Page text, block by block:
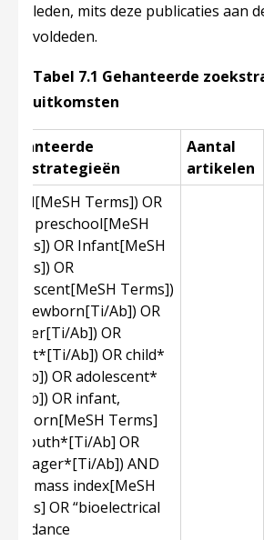
leden, mits deze publicaties aan
voldeden.
Tabel 7.1 Gehanteerde
uitkomsten
Aantal
artikelen
Terms]) OR
preschool[MeSH
OR Infant[MeSH
OR
Terms])
Newborn[Ti/Ab]) OR
Ab]) OR
Ab]) OR child*
Ab]) OR adolescent*
Ab]) OR infant,
Terms]
youth*[Ti/Ab] OR
Ab]) AND
mass index[MeSH
OR “bioelectrical